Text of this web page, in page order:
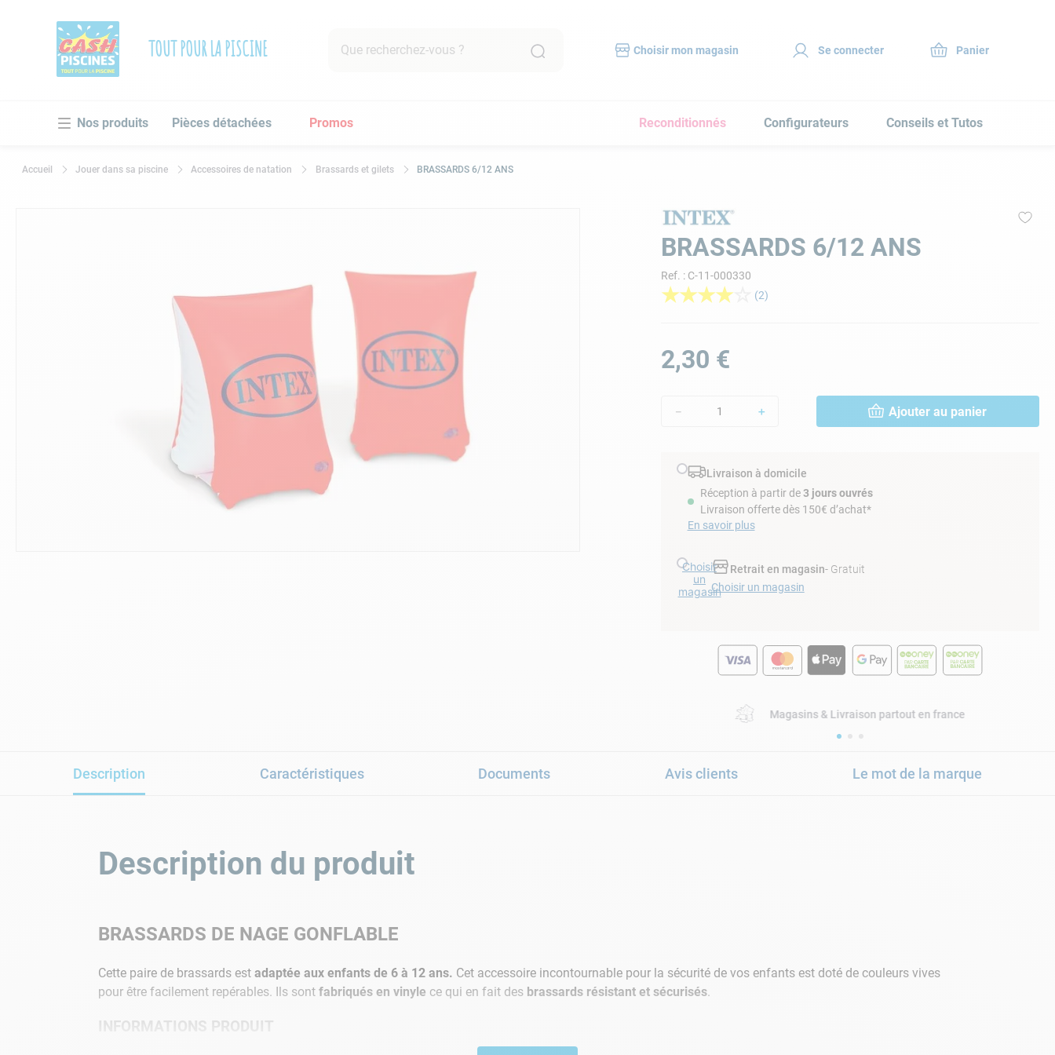
TOUT POUR LA PISCINE Choisir mon magasin Se connecter
Pièces détachées Promos Reconditionnés Configurateurs Conseils et Tutos
Jouer dans sa piscine Accessoires de natation Brassards et gilets BRASSARDS 6/12 ANS
BRASSARDS 6/12 ANS
Ref. : C-11-000330
★★★★☆ (2)
2,30 €
＋
－ Ajouter au panier
Livraison à domicile
Réception à partir de3 jours ouvrés
Livraison offerte dès 150€ d’achat*
En savoir plus
Choisir
un
magasin
Retrait en magasin- Gratuit
Choisir un magasin
Magasins & Livraison partout en france
Description Caractéristiques Documents Avis clients Le mot de la marque
Description du produit
BRASSARDS DE NAGE GONFLABLE
Cette paire de brassards est adaptée aux enfants de 6 à 12 ans. Cet accessoire incontournable pour la sécurité de vos enfants est doté de couleurs vives
pour être facilement repérables. Ils sont fabriqués en vinyle ce qui en fait des brassards résistant et sécurisés.
INFORMATIONS PRODUIT
1.
pompe filtration piscine
spa
aspirateur piscine
skimmer
10
chlore choc